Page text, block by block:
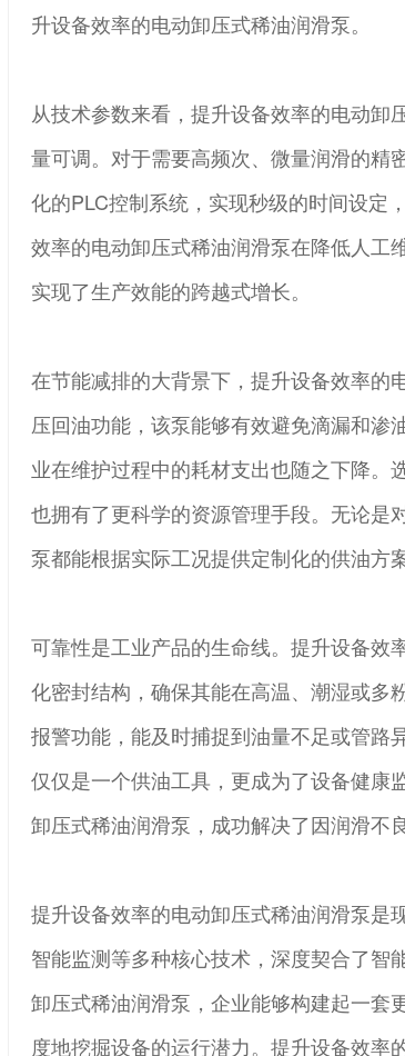
升设备效率的电动卸压式稀油润滑泵。
从技术参数来看，提升设备效率的电动
量可调。对于需要高频次、微量润滑的精
化的PLC控制系统，实现秒级的时间设定
效率的电动卸压式稀油润滑泵在降低人工
实现了生产效能的跨越式增长。
在节能减排的大背景下，提升设备效率的
压回油功能，该泵能够有效避免滴漏和
业在维护过程中的耗材支出也随之下降。
也拥有了更科学的资源管理手段。无论是
泵都能根据实际工况提供定制化的供油方案
可靠性是工业产品的生命线。提升设备效
化密封结构，确保其能在高温、潮湿或多
报警功能，能及时捕捉到油量不足或管路
仅仅是一个供油工具，更成为了设备健康
卸压式稀油润滑泵，成功解决了因润滑不
提升设备效率的电动卸压式稀油润滑泵是
智能监测等多种核心技术，深度契合了智
卸压式稀油润滑泵，企业能够构建起一套
度地挖掘设备的运行潜力。提升设备效